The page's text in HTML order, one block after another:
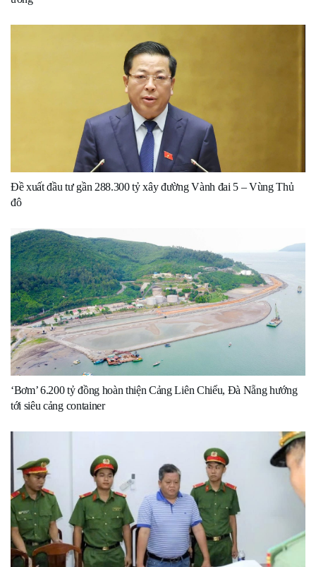
Đề xuất đầu tư gần 288.300 tỷ xây đường Vành đai 5 – Vùng Thủ
đô
‘Bơm’ 6.200 tỷ đồng hoàn thiện Cảng Liên Chiểu, Đà Nẵng hướng
tới siêu cảng container